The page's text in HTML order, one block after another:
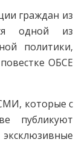
граждан из
одной из
политики,
ОБСЕ
которые с
публикуют